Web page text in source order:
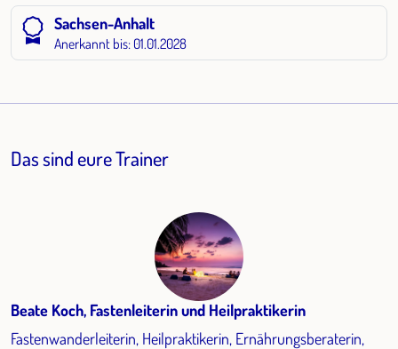
Sachsen-Anhalt
Anerkannt bis: 01.01.2028
Das sind eure Trainer
Beate Koch, Fastenleiterin und Heilpraktikerin
Fastenwanderleiterin, Heilpraktikerin, Ernährungsberaterin,